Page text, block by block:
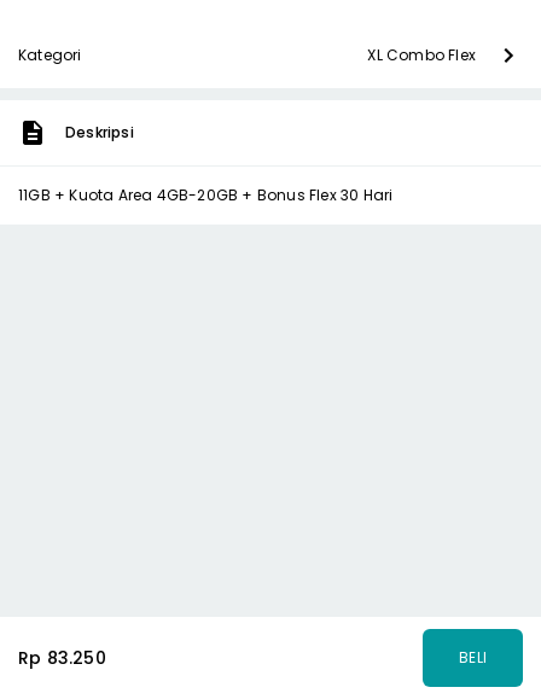
Kategori XL Combo Flex
Deskripsi
11GB + Kuota Area 4GB-20GB + Bonus Flex 30 Hari
Rp 83.250 BELI